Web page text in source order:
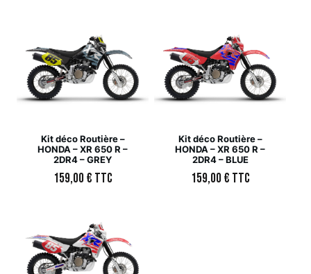
Kit déco Routière –
HONDA – XR 650 R –
2DR4 – GREY
159,00€ TTC
Kit déco Routière –
HONDA – XR 650 R –
2DR4 – BLUE
159,00€ TTC